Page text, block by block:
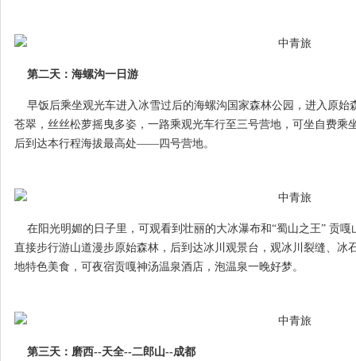
第二天：海螺沟一日游
早饭后乘坐观光车进入冰雪过后的海螺沟国家森林公园，进入原始
苍翠，丝丝松萝摇曳多姿，一路乘观光车行至三号营地，可坐自费乘
后到达本行程海拔最高处——四号营地。
在阳光明媚的日子里，可观看到壮丽的大冰瀑布和“蜀山之王” 贡嘎
直接步行游山道漫步原始森林，后到达冰川观景台，观冰川裂缝、冰
地特色美食，可夜宿贡嘎神汤温泉酒店，泡温泉一晚好梦。
第三天：磨西--天全--二郎山--成都